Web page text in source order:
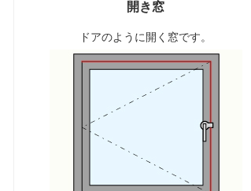
開き窓
ドアのように開く窓です。